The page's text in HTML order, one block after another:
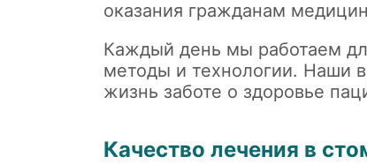
оказания гражданам
Каждый день мы работаем
методы и технологии. Наши
жизнь заботе о здоровье
Качество лечения в